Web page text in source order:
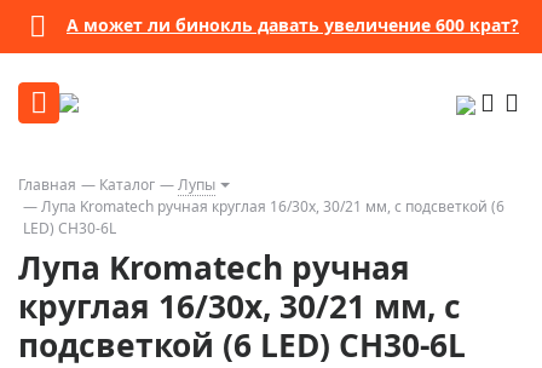
А может ли бинокль давать увеличение 600 крат?
Главная Каталог
Лупы
Лупа Kromatech ручная круглая 16/30х, 30/21 мм, с подсветкой (6
LED) CH30-6L
Лупа Kromatech ручная
круглая 16/30х, 30/21 мм, с
подсветкой (6 LED) CH30-6L